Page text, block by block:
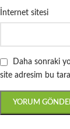
İnternet sitesi
Daha sonraki
site adresim bu